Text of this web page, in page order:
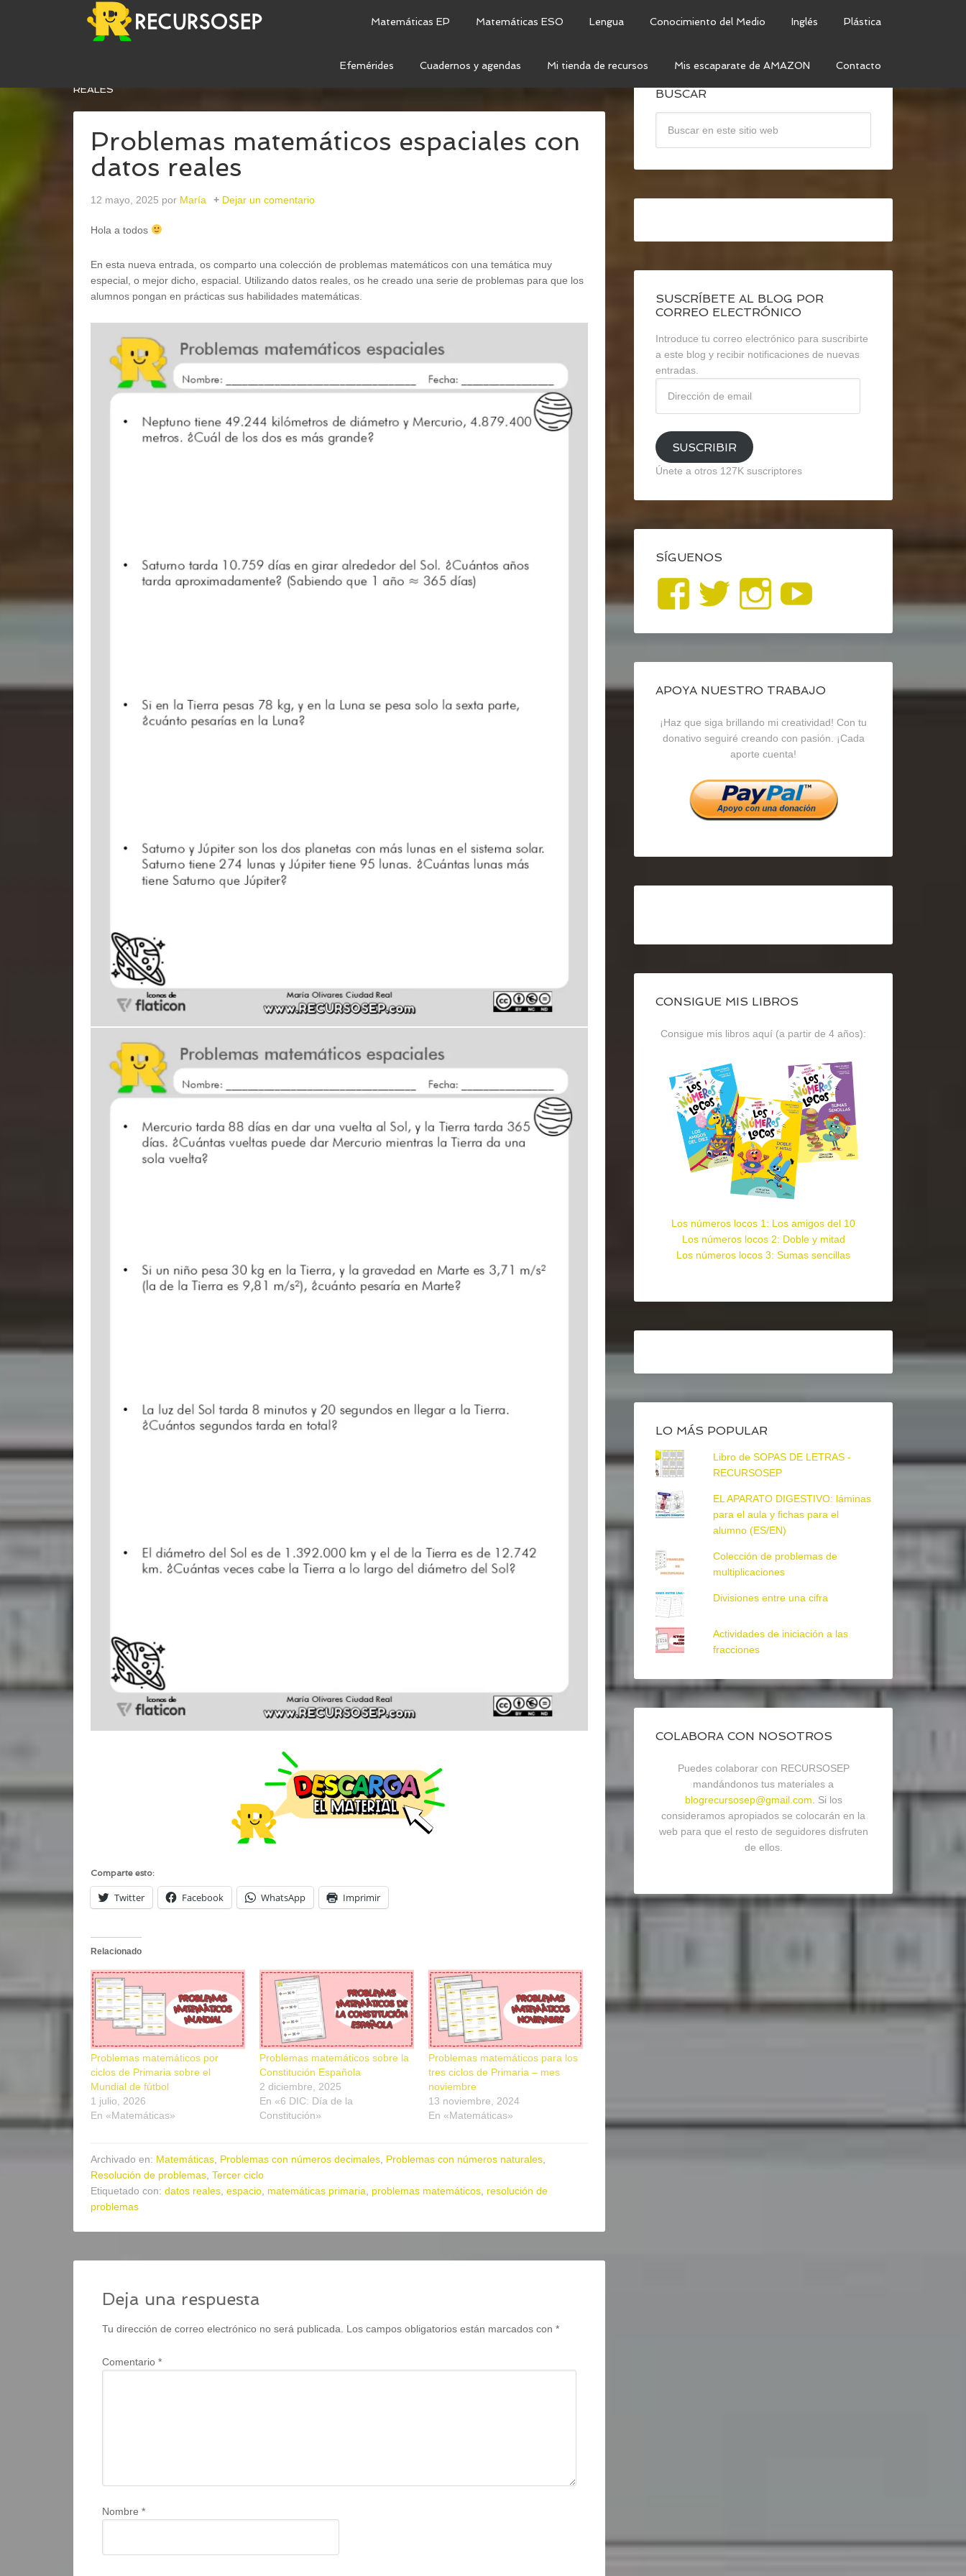
Matemáticas EP Matemáticas ESO Lengua Conocimiento del Medio Inglés Plástica
Efemérides Cuadernos y agendas Mi tienda de recursos Mis escaparate de AMAZON Contacto
PROBLEMAS MATEMÁTICOS ESPACIALES CON DATOS
REALES
Problemas matemáticos espaciales con
datos reales
12 mayo, 2025 por María Dejar un comentario
Hola a todos
En esta nueva entrada, os comparto una colección de problemas matemáticos con una temática muy
especial, o mejor dicho, espacial. Utilizando datos reales, os he creado una serie de problemas para que los
alumnos pongan en prácticas sus habilidades matemáticas.
Comparte esto:
Twitter Facebook WhatsApp Imprimir
Relacionado
Problemas matemáticos por
ciclos de Primaria sobre el
Mundial de fútbol
1 julio, 2026
En «Matemáticas»
Problemas matemáticos sobre la
Constitución Española
2 diciembre, 2025
En «6 DIC: Día de la
Constitución»
Problemas matemáticos para los
tres ciclos de Primaria – mes
noviembre
13 noviembre, 2024
En «Matemáticas»
Archivado en: Matemáticas, Problemas con números decimales, Problemas con números naturales,
Resolución de problemas, Tercer ciclo
Etiquetado con: datos reales, espacio, matemáticas primaria, problemas matemáticos, resolución de
problemas
Deja una respuesta
Tu dirección de correo electrónico no será publicada. Los campos obligatorios están marcados con *
Comentario *
Nombre *
BUSCAR
SUSCRÍBETE AL BLOG POR
CORREO ELECTRÓNICO
Introduce tu correo electrónico para suscribirte
a este blog y recibir notificaciones de nuevas
entradas.
email
SUSCRIBIR
Únete a otros 127K suscriptores
SÍGUENOS
Ver
perfil
de
blogrecursosep
en
Facebook
Ver
perfil
de
recursosep
en
Twitter
Ver
perfil
de
recursosep
en
Instagram
YouTube
APOYA NUESTRO TRABAJO
¡Haz que siga brillando mi creatividad! Con tu
donativo seguiré creando con pasión. ¡Cada
aporte cuenta!
CONSIGUE MIS LIBROS
Consigue mis libros aquí (a partir de 4 años):
Los números locos 1: Los amigos del 10
Los números locos 2: Doble y mitad
Los números locos 3: Sumas sencillas
LO MÁS POPULAR
Libro de SOPAS DE LETRAS -
RECURSOSEP
EL APARATO DIGESTIVO: láminas
para el aula y fichas para el
alumno (ES/EN)
Colección de problemas de
multiplicaciones
Divisiones entre una cifra
Actividades de iniciación a las
fracciones
COLABORA CON NOSOTROS
Puedes colaborar con RECURSOSEP
mandándonos tus materiales a
blogrecursosep@gmail.com . Si los
consideramos apropiados se colocarán en la
web para que el resto de seguidores disfruten
de ellos.